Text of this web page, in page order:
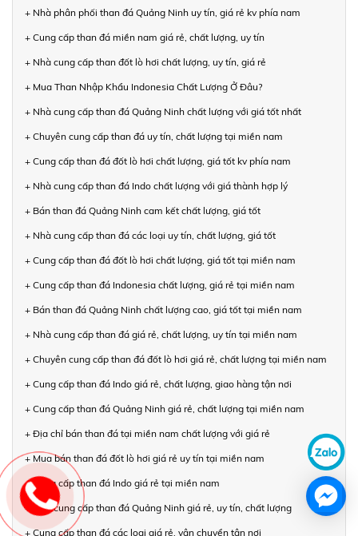
+ Nhà phân phối than đá Quảng Ninh uy tín, giá rẻ kv phía nam
+ Cung cấp than đá miền nam giá rẻ, chất lượng, uy tín
+ Nhà cung cấp than đốt lò hơi chất lượng, uy tín, giá rẻ
+ Mua Than Nhập Khẩu Indonesia Chất Lượng Ở Đâu?
+ Nhà cung cấp than đá Quảng Ninh chất lượng với giá tốt nhất
+ Chuyên cung cấp than đá uy tín, chất lượng tại miền nam
+ Cung cấp than đá đốt lò hơi chất lượng, giá tốt kv phía nam
+ Nhà cung cấp than đá Indo chất lượng với giá thành hợp lý
+ Bán than đá Quảng Ninh cam kết chất lượng, giá tốt
+ Nhà cung cấp than đá các loại uy tín, chất lượng, giá tốt
+ Cung cấp than đá đốt lò hơi chất lượng, giá tốt tại miền nam
+ Cung cấp than đá Indonesia chất lượng, giá rẻ tại miền nam
+ Bán than đá Quảng Ninh chất lượng cao, giá tốt tại miền nam
+ Nhà cung cấp than đá giá rẻ, chất lượng, uy tín tại miền nam
+ Chuyên cung cấp than đá đốt lò hơi giá rẻ, chất lượng tại miền nam
+ Cung cấp than đá Indo giá rẻ, chất lượng, giao hàng tận nơi
+ Cung cấp than đá Quảng Ninh giá rẻ, chất lượng tại miền nam
+ Địa chỉ bán than đá tại miền nam chất lượng với giá rẻ
+ Mua bán than đá đốt lò hơi giá rẻ uy tín tại miền nam
+ Cung cấp than đá Indo giá rẻ tại miền nam
+ Nhà cung cấp than đá Quảng Ninh giá rẻ, uy tín, chất lượng
+ Cung cấp than đá các loại giá rẻ, vận chuyển tận nơi